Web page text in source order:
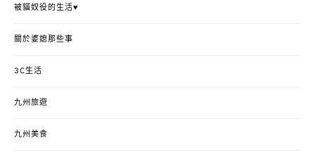
被貓奴役的生活♥
關於婆媳那些事
3C生活
九州旅遊
九州美食